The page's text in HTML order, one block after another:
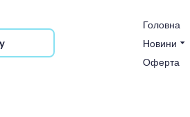
Головна
Новини
Оферта